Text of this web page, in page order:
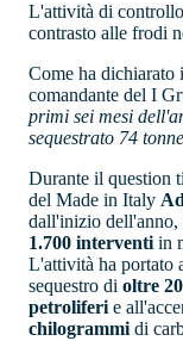
L'attività di
contrasto alle frodi
Come ha dichiarato
comandante del I
primi sei mesi
sequestrato 74
Durante il question
del Made in Italy
dall'inizio dell'anno,
1.700 interventiin
L'attività ha portato
sequestro di oltre
petroliferie
chilogrammidi